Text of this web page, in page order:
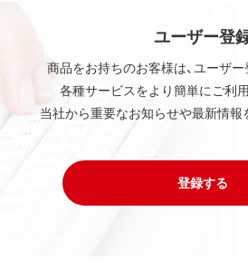
ユーザー登
商品をお持ちのお客様は、ユーザ
各種サービスをより簡単にご利
当社から重要なお知らせや最新情報
登録する